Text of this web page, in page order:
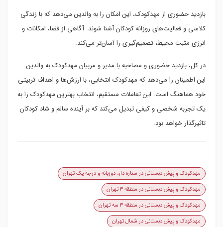
بازدید حضوری از مهدکودک، این امکان را به والدین می‌دهد که با زندگی
کلاسی و فعالیت‌های روزانه کودکان آشنا شوند. آگاهی از فضا، امکانات و
انرژی مثبت محیط، تصمیم‌گیری را آسان‌تر می‌کند.
در کل، بازدید حضوری و مصاحبه با مدیر و مربیان مهدکودک به والدین
این اطمینان را می‌دهد که مهدکودک انتخابی، با ارزش‌ها و اهداف تربیتی
خود هماهنگ است. این تعاملات مستقیم، انتخاب بهترین مهدکودک را به
یک تجربه شخصی و کیفی تبدیل می‌کند که بر آینده سالم و شاد کودکان
تاثیرگذار خواهد بود.
مهدکودک و پیش دبستانی در ستاره دار، دوزبانه و درجه یک تهران
مهدکودک و پیش دبستانی در منطقه ۳ تهران
مهدکودک و پیش دبستانی در منطقه ۳ سه تهران
مهدکودک و پیش دبستانی در شمال تهران